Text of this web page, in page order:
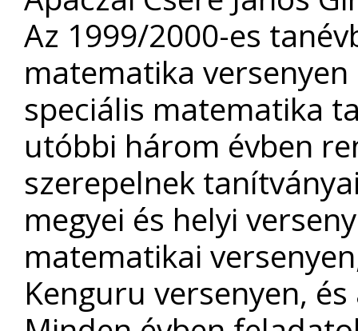
Az 1999/2000-es
matematika
speciális matematika
utóbbi három évben
szerepelnek
megyei és helyi
matematikai
Kenguru versenyen,